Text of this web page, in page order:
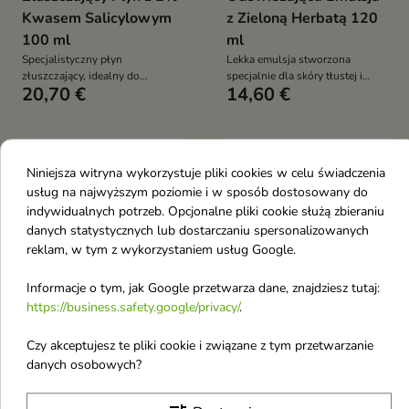
Kwasem Salicylowym
100 ml
Specjalistyczny płyn
złuszczający, idealny do
codziennej pielęgnacji skóry z
przetłuszczanie czy
20,70 €
z Zieloną Herbatą 120
ml
Lekka emulsja stworzona
specjalnie dla skóry tłustej i
problematycznej, która
niedoskonałościami
14,60 €

Isntree Hyaluronic Acid
Water Essence
Nawilżająca Esencja z

Isntree Hyaluronic Acid
Nawilżająca Maska do
Niniejsza witryna wykorzystuje pliki cookies w celu świadczenia
usług na najwyższym poziomie i w sposób dostosowany do
indywidualnych potrzeb. Opcjonalne pliki cookie służą zbieraniu
danych statystycznych lub dostarczaniu spersonalizowanych
reklam, w tym z wykorzystaniem usług Google.
Informacje o tym, jak Google przetwarza dane, znajdziesz tutaj:
https://business.safety.google/privacy/.
Czy akceptujesz te pliki cookie i związane z tym przetwarzanie
danych osobowych?